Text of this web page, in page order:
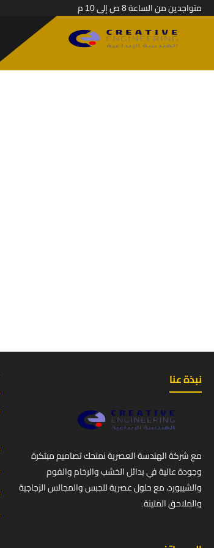
متواجدين من الساعة 8 ص إلى 10 م
نبذة عنا
مع شركة الهندسة العصرية نمنحك تصاميم مبتكرة
وجودة عالية في بدائل الخشب والرخام والفوم
والشيبورد، مع حلول عصرية للجبس والمجالس الزجاجية
والملاحق المتينة.